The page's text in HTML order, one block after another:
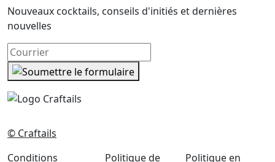
Nouveaux cocktails, conseils d'initiés et dernières
nouvelles
© Craftails
Conditions
Politique de Politique en